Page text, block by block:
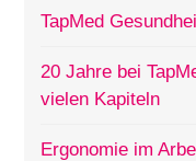
TapMed
20 Jahre bei
vielen Kapiteln
Ergonomie im